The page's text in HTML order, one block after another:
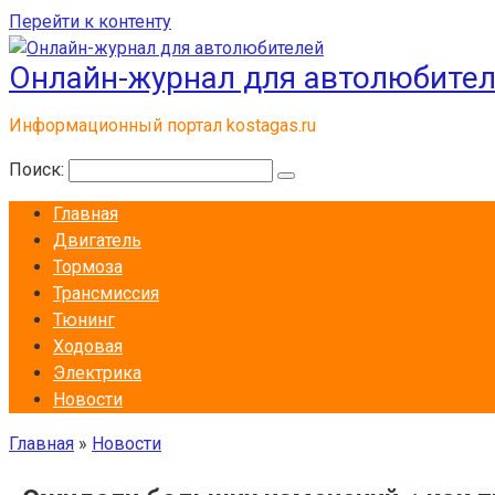
Перейти к контенту
Онлайн-журнал для
Информационный портал kostagas.ru
Поиск:
Главная
Двигатель
Тормоза
Трансмиссия
Тюнинг
Ходовая
Электрика
Новости
Главная » Новости